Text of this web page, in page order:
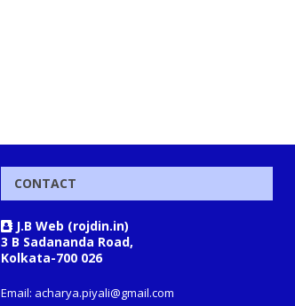
CONTACT
J.B Web (rojdin.in)
3 B Sadananda Road,
Kolkata-700 026
Email: acharya.piyali@gmail.com